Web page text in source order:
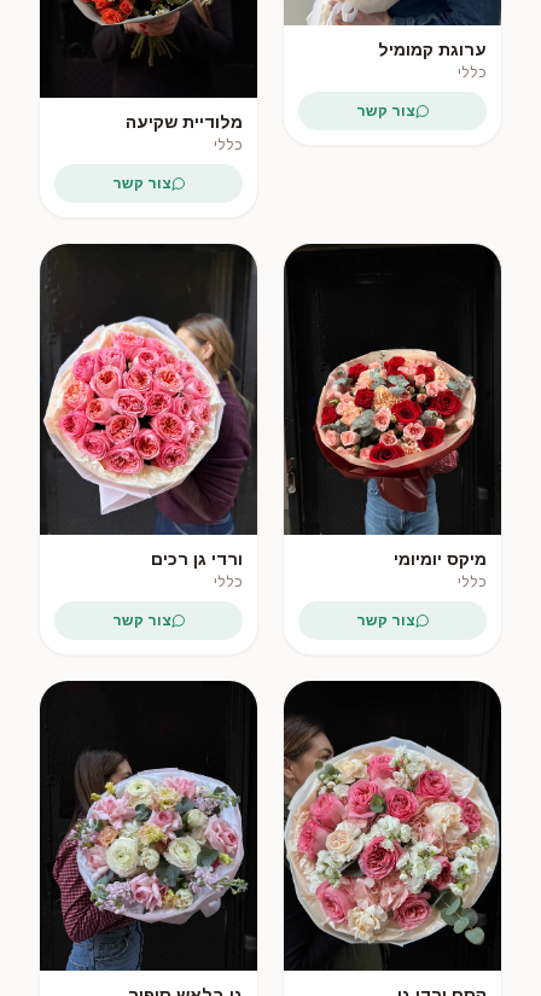
ערוגת קמומיל
כללי
צור קשר
מלודיית שקיעה
כללי
צור קשר
מיקס יומיומי
כללי
צור קשר
ורדי גן רכים
כללי
צור קשר